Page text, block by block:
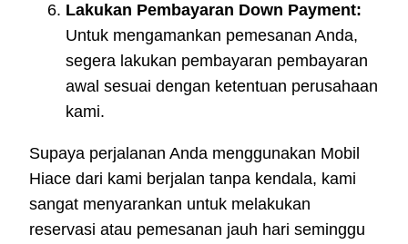
Lakukan Pembayaran Down Payment:
Untuk mengamankan pemesanan Anda,
segera lakukan pembayaran pembayaran
awal sesuai dengan ketentuan perusahaan
kami.
Supaya perjalanan Anda menggunakan Mobil
Hiace dari kami berjalan tanpa kendala, kami
sangat menyarankan untuk melakukan
reservasi atau pemesanan jauh hari seminggu